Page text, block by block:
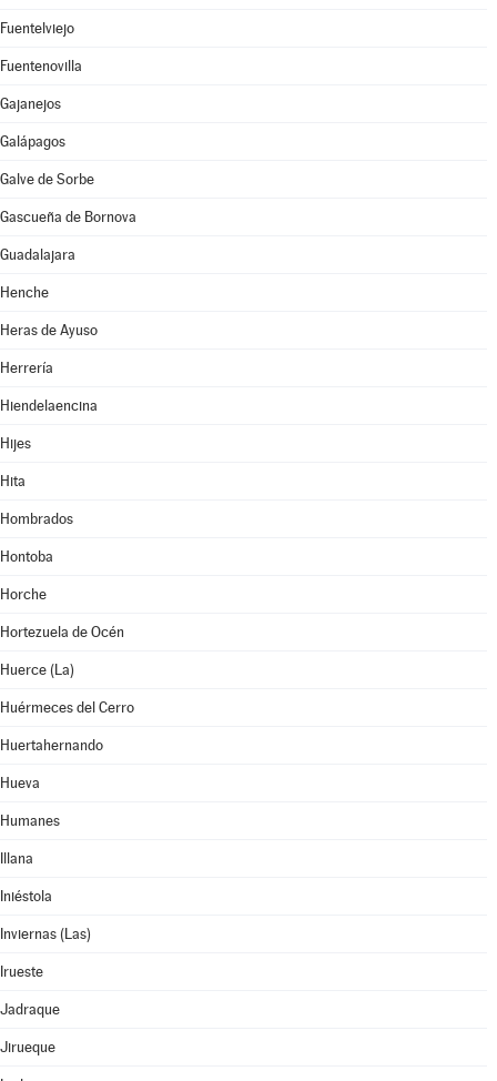
Fuentelviejo
Fuentenovilla
Gajanejos
Galápagos
Galve de Sorbe
Gascueña de Bornova
Guadalajara
Henche
Heras de Ayuso
Herrería
Hiendelaencina
Hijes
Hita
Hombrados
Hontoba
Horche
Hortezuela de Océn
Huerce (La)
Huérmeces del Cerro
Huertahernando
Hueva
Humanes
Illana
Iniéstola
Inviernas (Las)
Irueste
Jadraque
Jirueque